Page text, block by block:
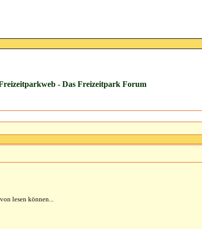
- Das Freizeitpark Forum
lesen können...